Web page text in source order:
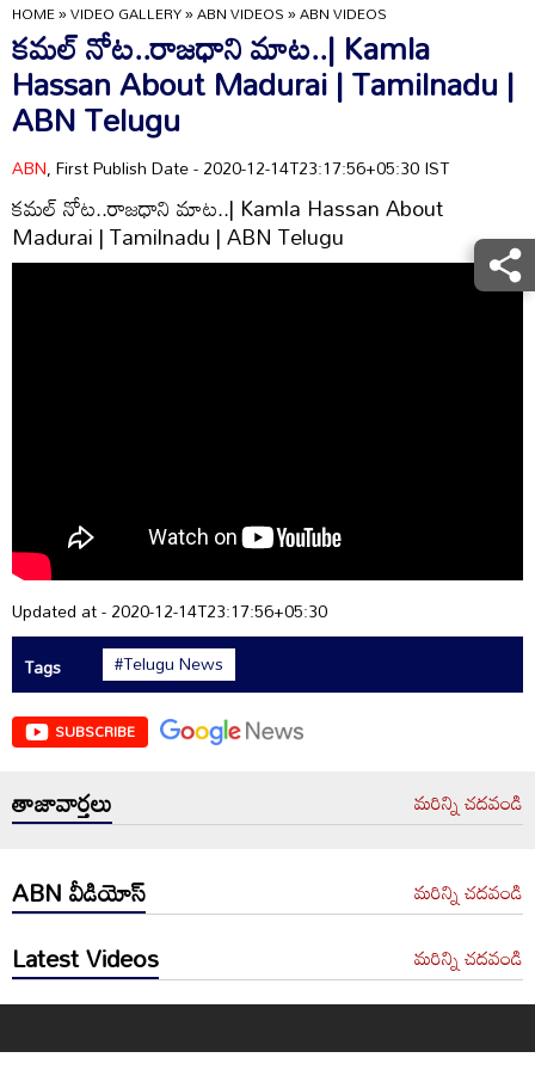
HOME»VIDEO GALLERY»ABN VIDEOS»ABN VIDEOS
కమల్ నోట..రాజధాని మాట..| Kamla
Hassan About Madurai | Tamilnadu |
ABN Telugu
ABN, First Publish Date - 2020-12-14T23:17:56+05:30 IST
కమల్ నోట..రాజధాని మాట..| Kamla Hassan About
Madurai | Tamilnadu | ABN Telugu
Updated at - 2020-12-14T23:17:56+05:30
Tags
#Telugu News
SUBSCRIBE
తాజావార్తలు మరిన్ని చదవండి
ABN వీడియోస్ మరిన్ని చదవండి
Latest Videos మరిన్ని చదవండి